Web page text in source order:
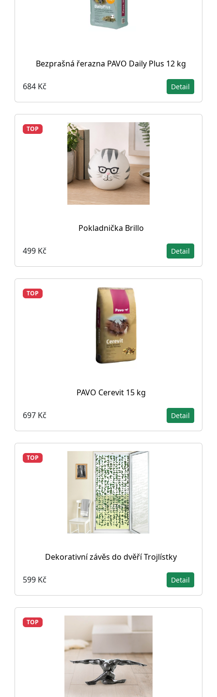
Bezprašná řerazna PAVO Daily Plus 12 kg
684 Kč Detail
TOP
Pokladnička Brillo
499 Kč Detail
TOP
PAVO Cerevit 15 kg
697 Kč Detail
TOP
Dekorativní závěs do dvěří Trojlístky
599 Kč Detail
TOP